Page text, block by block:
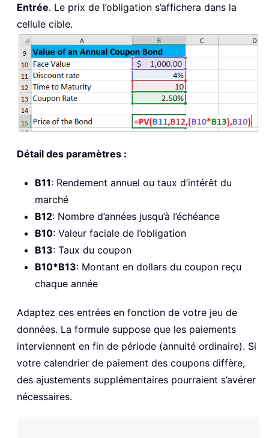
Entrée. Le prix de l’obligation s’affichera dans la
cellule cible.
Détail des paramètres :
B11: Rendement annuel ou taux d’intérêt du
marché
B12: Nombre d’années jusqu’à l’échéance
B10: Valeur faciale de l’obligation
B13: Taux du coupon
B10*B13: Montant en dollars du coupon reçu
chaque année
Adaptez ces entrées en fonction de votre jeu de
données. La formule suppose que les paiements
interviennent en fin de période (annuité ordinaire). Si
votre calendrier de paiement des coupons diffère,
des ajustements supplémentaires pourraient s’avérer
nécessaires.